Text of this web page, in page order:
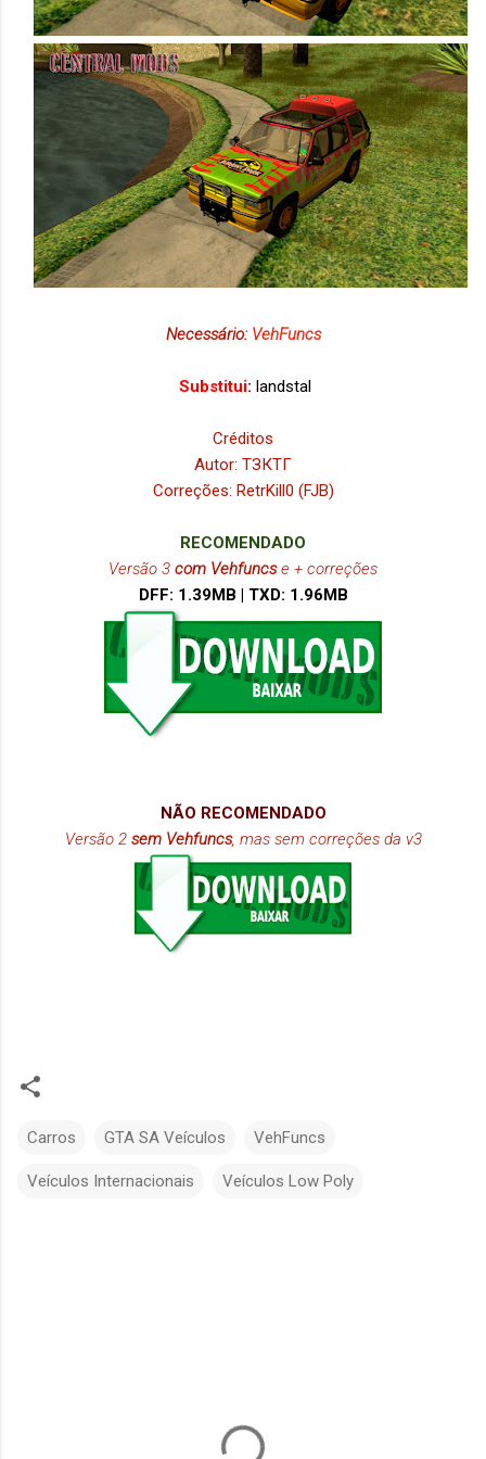
Necessário: VehFuncs
Substitui: landstal
Créditos
Autor: ТЗКТГ
Correções: RetrKill0 (FJB)
RECOMENDADO
Versão 3 com Vehfuncse + correções
DFF: 1.39MB | TXD: 1.96MB
NÃO RECOMENDADO
Versão 2 sem Vehfuncs, mas sem correções da v3
Carros GTA SA Veículos VehFuncs
Veículos Internacionais Veículos Low Poly